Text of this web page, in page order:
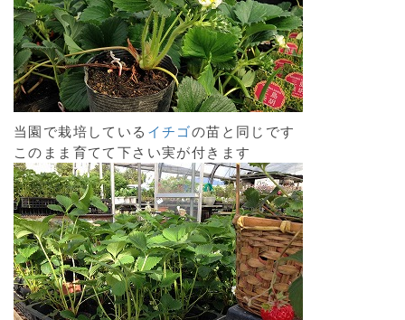
当園で栽培している イチゴの苗と同じです
このまま育てて下さい実が付きます